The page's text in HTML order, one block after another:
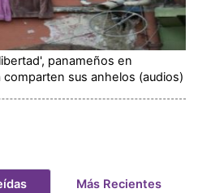
panameños en
comparten sus anhelos (audios)
Más Recientes